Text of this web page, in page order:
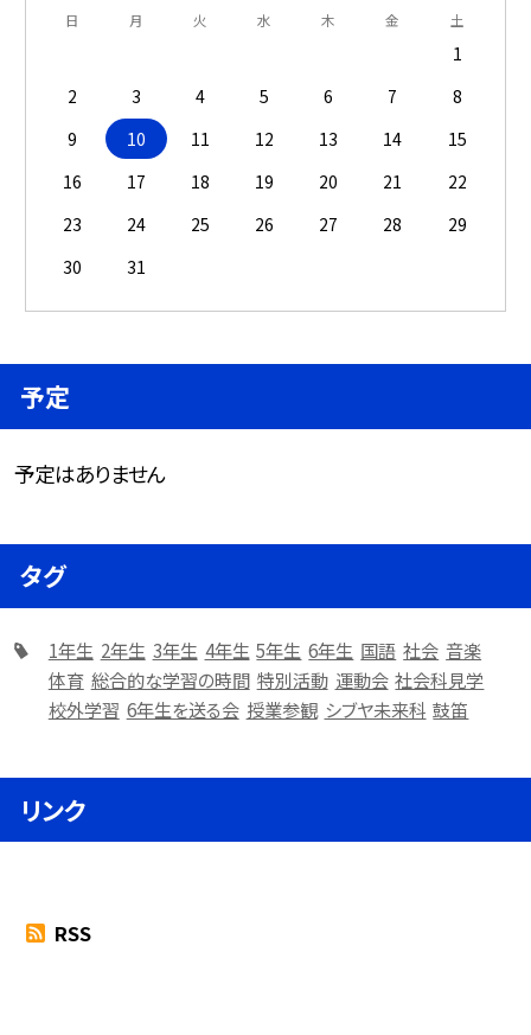
日 月 火 水 木 金 土
1
2
3 4 5 6 7
8
9
10 11 12 13 14
15
16
17 18 19 20 21
22
23
24 25 26 27 28
29
30
31
予定
予定はありません
タグ
1年生 2年生 3年生 4年生 5年生 6年生 国語 社会 音楽
体育 総合的な学習の時間 特別活動 運動会 社会科見学
校外学習 6年生を送る会 授業参観 シブヤ未来科 鼓笛
リンク
RSS